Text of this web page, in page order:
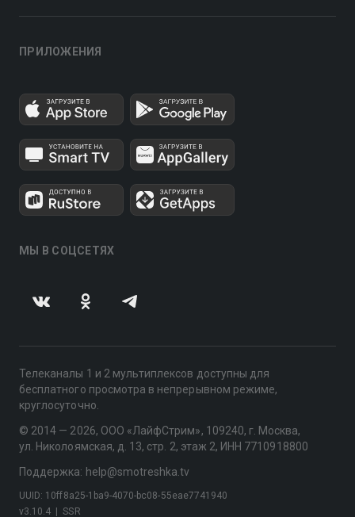
ПРИЛОЖЕНИЯ
МЫ В СОЦСЕТЯХ
Телеканалы 1 и 2 мультиплексов доступны для
бесплатного просмотра в непрерывном режиме,
круглосуточно.
© 2014 — 2026, ООО «ЛайфСтрим», 109240, г. Москва,
ул. Николоямская, д. 13, стр. 2, этаж 2, ИНН 7710918800
Поддержка: help@smotreshka.tv
v3.10.4 SSR
UUID: 10ff8a25-1ba9-4070-bc08-55eae7741940